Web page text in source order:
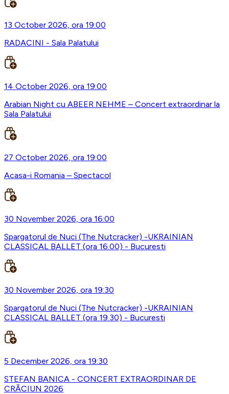
13 October 2026, ora 19:00
RADACINI - Sala Palatului
14 October 2026, ora 19:00
Arabian Night cu ABEER NEHME – Concert extraordinar la
Sala Palatului
27 October 2026, ora 19:00
Acasa-i Romania – Spectacol
30 November 2026, ora 16:00
Spargatorul de Nuci (The Nutcracker) -UKRAINIAN
CLASSICAL BALLET (ora 16.00) - Bucuresti
30 November 2026, ora 19:30
Spargatorul de Nuci (The Nutcracker) -UKRAINIAN
CLASSICAL BALLET (ora 19.30) - Bucuresti
5 December 2026, ora 19:30
STEFAN BANICA - CONCERT EXTRAORDINAR DE
CRĂCIUN 2026